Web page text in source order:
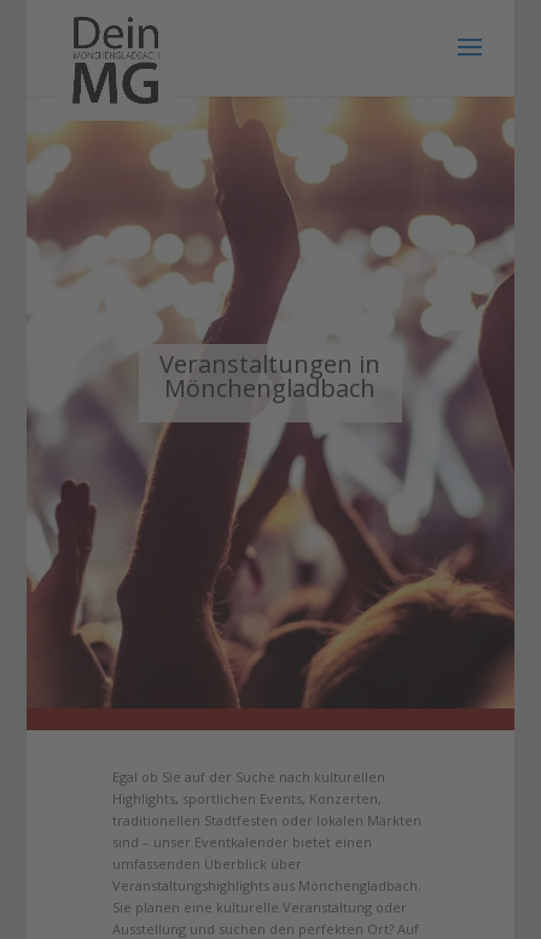
Veranstaltungen in
Mönchengladbach
Egal ob Sie auf der Suche nach kulturellen
Highlights, sportlichen Events, Konzerten,
traditionellen Stadtfesten oder lokalen Märkten
sind – unser Eventkalender bietet einen
umfassenden Überblick über
Veranstaltungshighlights aus Mönchengladbach.
Sie planen eine kulturelle Veranstaltung oder
Ausstellung und suchen den perfekten Ort? Auf